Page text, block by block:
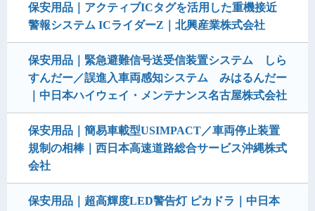
保安用品｜アクティブICタグを活用した重機接近
警報システム ICライダーZ｜北興産業株式会社
保安用品｜緊急避難信号送受信装置システム しら
すんだー／誤進入車両感知システム みはるんだー
｜中日本ハイウェイ・メンテナンス名古屋株式会社
保安用品｜簡易車載型USIMPACT／車両停止装置
規制の相棒｜西日本高速道路総合サービス沖縄株式
会社
保安用品｜超高輝度LED警告灯 ピカドラ｜中日本